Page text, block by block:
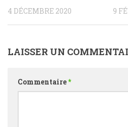
4 DÉCEMBRE 2020 9
LAISSER UN
Commentaire*